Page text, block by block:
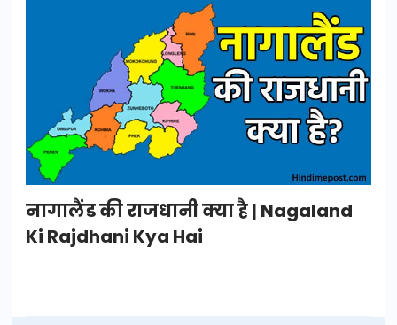
नागालैंड की राजधानी क्या है | Nagaland
Ki Rajdhani Kya Hai